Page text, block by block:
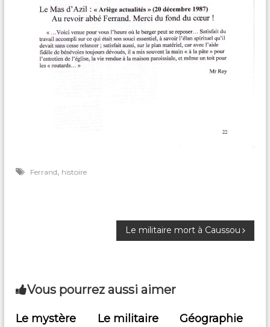
Ferrand, histoire
v
i
Le militaire mort à Caussou
Vous pourrez aussi aimer
Le mystère
Le militaire
Géographie